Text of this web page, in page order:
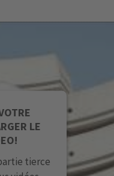
LE
tierce